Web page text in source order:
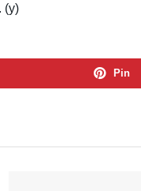
(y)
Pin